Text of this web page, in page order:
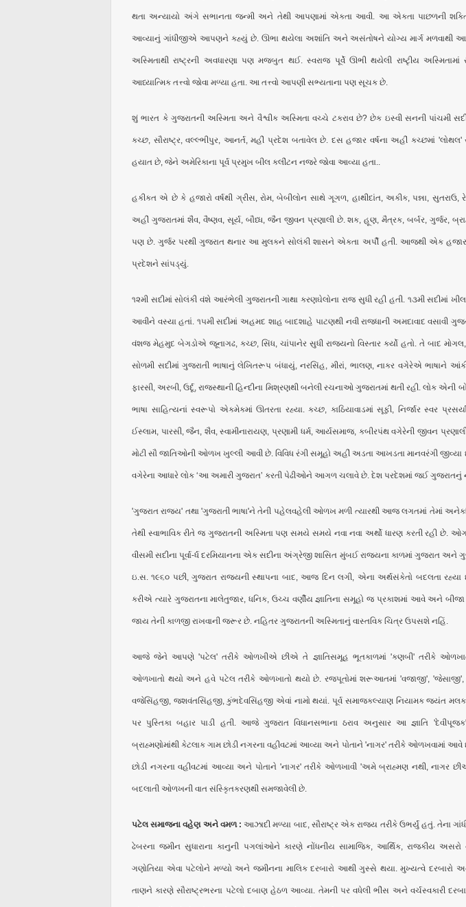
થતા અન્યાયો અંગે સભાનતા જન્મી અને તેથી આપણામાં એકતા આવી. આ એકતા પાછળની
આવ્યાનું ગાંધીજીએ આપણને કહ્યું છે. ઊભા થયેલા અશાંતિ અને અસંતોષને યોગ્ય માર્ગ મળવાથી આ
અસ્મિતાથી રાષ્ટ્રની અવધારણા પણ મજબુત થઈ. સ્વરાજ પૂર્વે ઊભી થયેલી રાષ્ટૃીય અસ્મિતામાં
આધ્યાત્મિક તત્ત્વો જોવા મળ્યા હતા. આ તત્ત્વો આપણી સભ્યતાના પણ સૂચક છે.
શું ભારત કે ગુજરાતની અસ્મિતા અને વૈશ્વીક અસ્મિતા વચ્ચે ટકરાવ છે? છેક ઇસ્વી સનની પાંચમી
કચ્છ, સૌરાષ્ટ્ર, વલ્લ્ભીપુર, આનર્ત, મહીં પ્રદેશ બતાવેલ છે. દસ હજાર વર્ષના અહીં કચ્છમાં
હયાત છે, જેને અમેરિકાના પૂર્વ પ્રમુખ બીલ ક્લીંટન નજરે જોવા આવ્યા હતા..
હકીકત એ છે કે હજારો વર્ષથી ગ્રીસ, રોમ, બેબીલોન સાથે ગૂગળ, હાથીદાંત, અકીક, પન્ના, સુતરાઉ,
અહીં ગુજરાતમાં શૈવ, વૈષ્ણવ, સૂર્ય, બૌધ્ધ, જૈન જીવન પ્રણાલી છે. શક, હૂણ, મૈત્રક, બર્બર, ગુર્જર,
પણ છે. ગુર્જર પરથી ગુજરાત થનાર આ મુલકને સોલંકી શાસને એકતા અર્પી હતી. આજથી એક હજાર
પ્રદેશને સાંપડ્યું.
૧૨મી સદીમાં સોલંકી વંશે આરંભેલી ગુજરાતની ગાથા કરણઘેલોના રાજ સુધી રહી હતી. ૧૩મી સદીમાં
આવીને વસ્યા હતાં. ૧૫મી સદીમાં અહમદ શાહ બાદશાહે પાટણથી નવી રાજધાની અમદાવાદ વસાવી
વંશજ મેહમુદ બેગડોએ જૂનાગઢ, કચ્છ, સિંધ, ચાંપાનેર સુધી રાજ્યનો વિસ્તાર કર્યો હતો. તે બાદ
સોળમી સદીમાં ગુજરાતી ભાષાનું લેખિતરૂપ બંધાયું, નરસિંહ, મીરાં, ભાલણ, નાકર વગેરેએ ભાષાને
ફારસી, અરબી, ઉર્દૂ, રાજસ્થાની હિન્દીના મિશ્રણથી બનેલી રચનાઓ ગુજરાતમાં થતી રહી. લોક એની
ભાષા સાહિત્યનાં સ્વરૂપો એકમેકમાં ઊતરતા રહ્યા. કચ્છ, કાઠિયાવાડમાં સૂફી, નિર્જાર સ્વર
ઈસ્લામ, પારસી, જૈન, શૈવ, સ્વામીનારાયણ, પ્રણામી ધર્મ, આર્યસમાજ, કબીરપંથ વગેરેની જીવન
મોટી સૌ જાતિઓની ઓળખ ખુલ્લી આવી છે. વિવિધ રંગી સમૂહો અહીં અડતા આખડતા માનવરંગી જીવ્યા
વગેરેના આધારે લોક ‘આ અમારી ગુજરાત’ કરતી પેઢીઓને આગળ ચલાવે છે. દેશ પરદેશમાં જઈ ગુજરાતનું
'ગુજરાત રાજ્ય' તથા 'ગુજરાતી ભાષા'ને તેની પહેલવહેલી ઓળખ મળી ત્યારથી આજ લગતમાં તેમાં
તેથી સ્વાભાવિક રીતે જ ગુજરાતની અસ્મિતા પણ સમયે સમયે નવા નવા અર્થો ધારણ કરતી રહી છે.
વીસમી સદીના પૂર્વા-ર્ધ દરમિયાનના એક સદીના અંગ્રેજી શાસિત મુંબઈ રાજ્યના કાળમાં ગુજરાત અને
ઇ.સ. ૧૯૬૦ પછી, ગુજરાત રાજ્યની સ્થાપના બાદ, આજ દિન લગી, એના અર્થસંકેતો બદલતા રહ્યા
કરીએ ત્યારે ગુજરાતના માલેતુજાર, ધનિક, ઉચ્ચ વર્ણીય જ્ઞાતિના સમૂહો જ પ્રકાશમાં આવે અને બીજા
જાય તેની કાળજી રાખવાની જરૂર છે. નહિતર ગુજરાતની અસ્મિતાનું વાસ્તવિક ચિત્ર ઉપસશે નહિં.
આજે જેને આપણે 'પટેલ' તરીકે ઓળખીએ છીએ તે જ્ઞાતિસમૂહ ભૂતકાળમાં 'કણબી' તરીકે ઓળખાતો
ઓળખાતો થયો અને હવે પટેલ તરીકે ઓળખાતો થયો છે. રજપૂતોમાં શરૂઆતમાં 'વજાજી', 'જેસાજી',
વજેસિંહજી, જશવંતસિંહજી, કુંભદેવસિંહજી એવાં નામો થયાં. પૂર્વ સમાજકલ્યાણ નિયામક જયંત
પર પુસ્તિકા બહાર પાડી હતી. આજે ગુજરાત વિધાનસભાના ઠરાવ અનુસાર આ જ્ઞાતિ
બ્રાહ્મણોમાંથી કેટલાક ગામ છોડી નગરના વહીવટમાં આવ્યા અને પોતાને 'નાગર' તરીકે ઓળખવામાં આવે
છોડી નગરના વહીવટમાં આવ્યા અને પોતાને 'નાગર' તરીકે ઓળખાવી 'અમે બ્રાહ્મણ નથી, નાગર
બદલાતી ઓળખની વાત સંસ્કૃિતકરણથી સમજાવેલી છે.
પટેલ સમાજના વહેણ અને વમળ : આઝાદી મળ્યા બાદ, સૌરાષ્ટ્ર એક રાજ્ય તરીકે ઉભર્યું હતું. તેના
ઢેબરના જમીન સુધારાના કાનુની પગલાંઓને કારણે નોંધનીય સામાજિક, આર્થિક, રાજકીય
ગણોતિયા એવા પટેલોને મળ્યો અને જમીનના માલિક દરબારો આથી ગુસ્સે થયા. મુખ્યત્વે દરબારો
તાણને કારણે સૌરાષ્ટ્રભરના પટેલો દબાણ હેઠળ આવ્યા. તેમની પર વધેલી ભીંસ અને વર્ચસ્વકારી